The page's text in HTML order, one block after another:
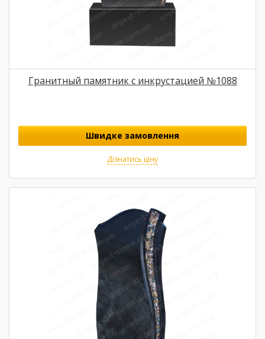
Гранитный памятник с инкрустацией №1088
Швидке замовлення
Дізнатись ціну